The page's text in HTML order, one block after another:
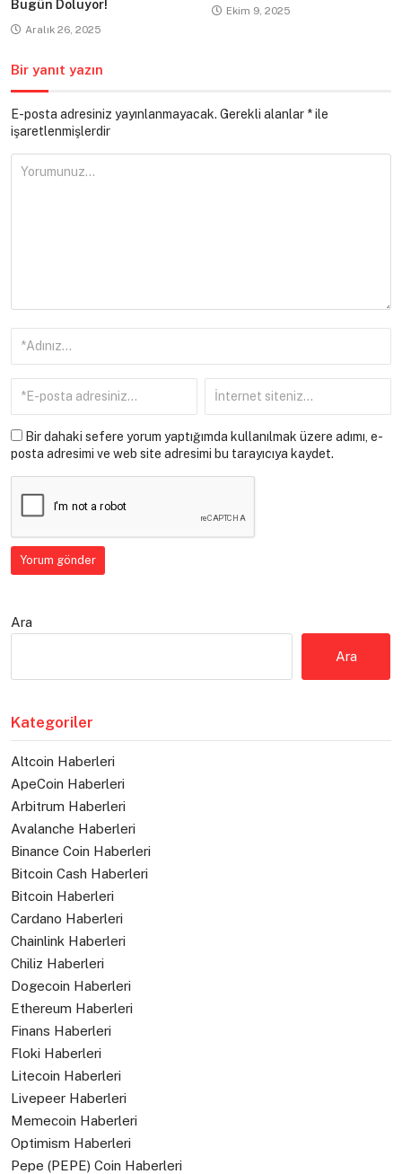
Bugün Doluyor!
Aralık 26, 2025
Ekim 9, 2025
Bir yanıt yazın
E-posta adresiniz yayınlanmayacak. Gerekli alanlar *ile
işaretlenmişlerdir
Bir dahaki sefere yorum yaptığımda kullanılmak üzere adımı, e-
posta adresimi ve web site adresimi bu tarayıcıya kaydet.
Ara
Ara
Kategoriler
Altcoin Haberleri
ApeCoin Haberleri
Arbitrum Haberleri
Avalanche Haberleri
Binance Coin Haberleri
Bitcoin Cash Haberleri
Bitcoin Haberleri
Cardano Haberleri
Chainlink Haberleri
Chiliz Haberleri
Dogecoin Haberleri
Ethereum Haberleri
Finans Haberleri
Floki Haberleri
Litecoin Haberleri
Livepeer Haberleri
Memecoin Haberleri
Optimism Haberleri
Pepe (PEPE) Coin Haberleri